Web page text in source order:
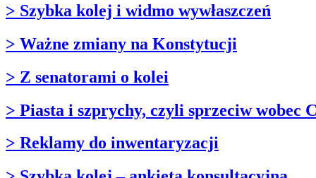
> Szybka kolej i widmo wywłaszczeń
> Ważne zmiany na Konstytucji
> Z senatorami o kolei
> Piasta i szprychy, czyli sprzeciw wobec
> Reklamy do inwentaryzacji